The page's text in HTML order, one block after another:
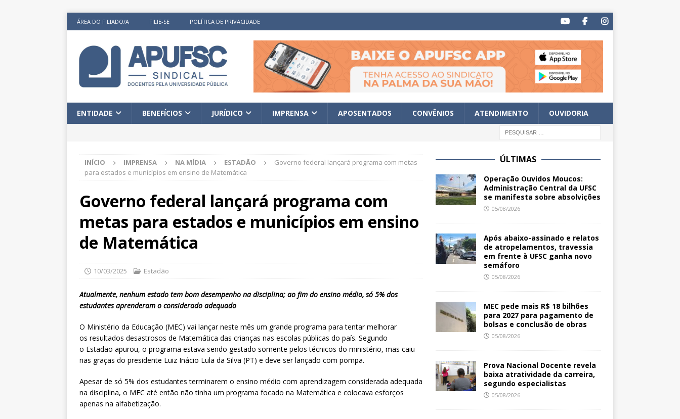
ÁREA DO FILIADO/A FILIE-SE POLÍTICA DE PRIVACIDADE
ENTIDADE BENEFÍCIOS JURÍDICO IMPRENSA APOSENTADOS CONVÊNIOS ATENDIMENTO OUVIDORIA
INÍCIO IMPRENSA NA MÍDIA ESTADÃO
Governo federal lançará programa com metas
para estados e municípios em ensino de Matemática
Governo federal lançará programa com
metas para estados e municípios em ensino
de Matemática
10/03/2025 Estadão
Atualmente, nenhum estado tem bom desempenho na disciplina; ao fim do ensino médio, só 5% dos
estudantes aprenderam o considerado adequado
O Ministério da Educação (MEC) vai lançar neste mês um grande programa para tentar melhorar
os resultados desastrosos de Matemática das crianças nas escolas públicas do país. Segundo
o Estadão apurou, o programa estava sendo gestado somente pelos técnicos do ministério, mas caiu
nas graças do presidente Luiz Inácio Lula da Silva (PT) e deve ser lançado com pompa.
Apesar de só 5% dos estudantes terminarem o ensino médio com aprendizagem considerada adequada
na disciplina, o MEC até então não tinha um programa focado na Matemática e colocava esforços
apenas na alfabetização.
ÚLTIMAS
Operação Ouvidos Moucos:
Administração Central da UFSC
se manifesta sobre absolvições
05/08/2026
Após abaixo-assinado e relatos
de atropelamentos, travessia
em frente à UFSC ganha novo
semáforo
05/08/2026
MEC pede mais R$ 18 bilhões
para 2027 para pagamento de
bolsas e conclusão de obras
05/08/2026
Prova Nacional Docente revela
baixa atratividade da carreira,
segundo especialistas
05/08/2026